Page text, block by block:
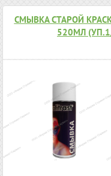
СМЫВКА СТАРОЙ
520МЛ